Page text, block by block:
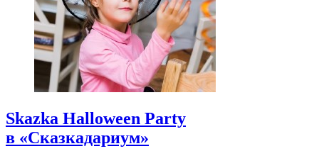
Skazka Halloween Party
в «Сказкадариум»